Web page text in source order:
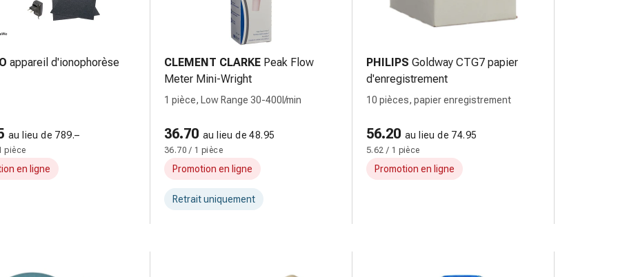
appareil d'ionophorèse
au lieu de 789.–
pièce
en ligne
CLEMENT CLARKE Peak Flow
Meter Mini-Wright
1 pièce, Low Range 30-400l/min
36.70 au lieu de 48.95
36.70 / 1 pièce
Promotion en ligne
Retrait uniquement
PHILIPS Goldway CTG7 papier
d'enregistrement
10 pièces, papier enregistrement
56.20 au lieu de 74.95
5.62 / 1 pièce
Promotion en ligne